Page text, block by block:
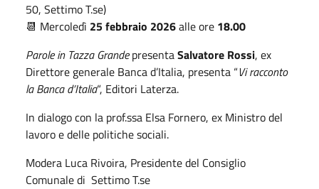
50, Settimo T.se)
📆 Mercoledì 25 febbraio 2026alle ore 18.00
Parole in Tazza GrandepresentaSalvatore Rossi, ex
Direttore generale Banca d’Italia, presenta “Vi racconto
la Banca d’Italia“, Editori Laterza.
In dialogo con la prof.ssa Elsa Fornero, ex Ministro del
lavoro e delle politiche sociali.
Modera Luca Rivoira, Presidente del Consiglio
Comunale di Settimo T.se